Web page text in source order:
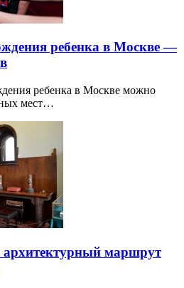
ребенка в Москве —
ребенка в Москве можно
мест…
маршрут